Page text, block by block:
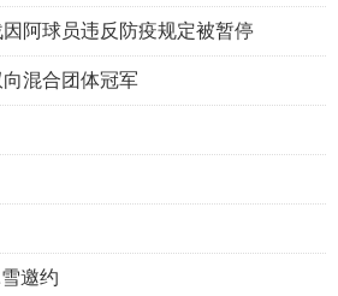
阿球员违反防疫规定被暂停
混合团体冠军
邀约